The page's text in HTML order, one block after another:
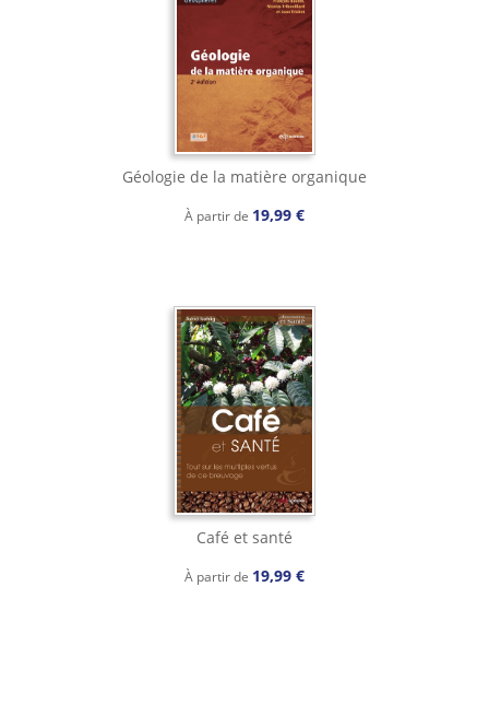
Géologie de la matière organique
À partir de 19,99 €
Café et santé
À partir de 19,99 €